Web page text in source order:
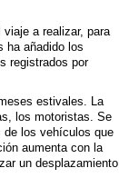
a realizar, para
ha añadido los
registrados por
estivales. La
los motoristas. Se
de los vehículos que
aumenta con la
un desplazamiento